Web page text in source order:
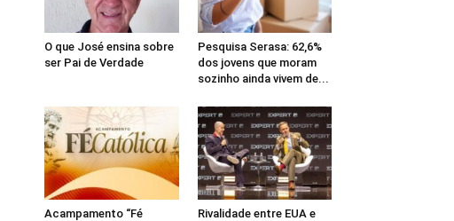
O que José ensina sobre
ser Pai de Verdade
Pesquisa Serasa: 62,6%
dos jovens que moram
sozinho ainda vivem de...
Acampamento “Fé
Rivalidade entre EUA e